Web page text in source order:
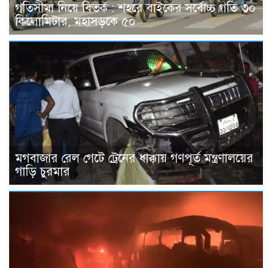
গতিসীমা নিয়ে বিতর্ক : শহরে বাইকের সর্বোচ্চ গতি ৩০
কিলোমিটার, মহাসড়কে ৫০
মগবাজার রেল গেটে ট্রেনের ধাক্কায় গণপূর্ত মন্ত্রণালয়ের
গাড়ি চুরমার